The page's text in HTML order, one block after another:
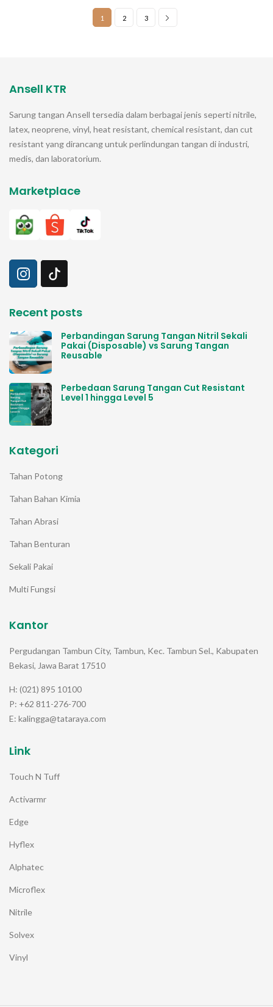
1 2 3
Ansell KTR
Sarung tangan Ansell tersedia dalam berbagai jenis seperti nitrile,
latex, neoprene, vinyl, heat resistant, chemical resistant, dan cut
resistant yang dirancang untuk perlindungan tangan di industri,
medis, dan laboratorium.
Marketplace
Recent posts
Perbandingan Sarung Tangan Nitril Sekali
Pakai (Disposable) vs Sarung Tangan
Reusable
Perbedaan Sarung Tangan Cut Resistant
Level 1 hingga Level 5
Kategori
Tahan Potong
Tahan Bahan Kimia
Tahan Abrasi
Tahan Benturan
Sekali Pakai
Multi Fungsi
Kantor
Pergudangan Tambun City, Tambun, Kec. Tambun Sel., Kabupaten
Bekasi, Jawa Barat 17510
H: (021) 895 10100
P: +62 811-276-700
E: kalingga@tataraya.com
Link
Touch N Tuff
Activarmr
Edge
Hyflex
Alphatec
Microflex
Nitrile
Solvex
Vinyl